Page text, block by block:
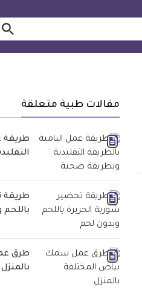
مقالات طبية متعلقة
طريقة
طريقة
طرق
بالمنزل